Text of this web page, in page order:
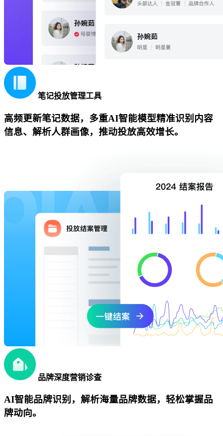
笔记投放管理工具
高频更新笔记数据，多重AI智能模型精准识别内容
信息、解析人群画像，推动投放高效增长。
品牌深度营销诊查
AI智能品牌识别，解析海量品牌数据，轻松掌握品
牌动向。